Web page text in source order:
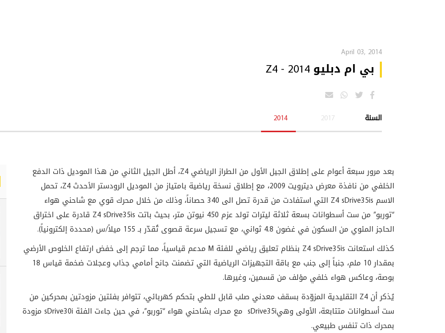
April 03, 2014
بي ام دبليو Z4 - 2014
السنة 2017
2014
بعد مرور سبعة أعوام على إطلاق الجيل الأول من الطراز الرياضي Z4، أطل الجيل الثاني من هذا الموديل ذات الدفع
الخلفي من نافذة معرض ديترويت 2009، مع إطلاق نسخة رياضية بامتياز من الموديل الرودستر الأحدث Z4، تحمل
الاسم Z4 sDrive35is التي استفادت من قدرة تصل الى 340 حصاناً، وذلك من خلال محرك قوي مع شاحني هواء
“توربو” من ست أسطوانات بسعة ثلاثة ليترات تولد عزم 450 نيوتن متر، بحيث باتت Z4 sDrive35is قادرة على اختراق
الحاجز المئوي من السكون في غضون 4.8 ثواني، مع تسجيل سرعة قصوى تُقدّر بـ 155 ميلاً/س (محددة إلكترونياً).
كذلك استعانت Z4 sDrive35is بنظام تعليق رياضي للفئة M مدعم قياسياً، مما ترجم إلى خفض ارتفاع الخلوص الأرضي
بمقدار 10 ملم، جنباً إلى جنب مع باقة التجهيزات الرياضية التي تضمنت جانح أمامي جذاب وعجلات ضخمة قياس 18
بوصة، وعاكس هواء خلفي مؤلف من قسمين، وغيرها.
يُذكر أن Z4 التقليدية المزوّدة بسقف معدني صلب قابل للطي بتحكم كهربائي، تتوافر بفئتين مزودتين بمحركين من
ست أسطوانات متتابعة، الأولى وهيsDrive35i مع محرك بشاحني هواء “توربو”، في حين جاءت الفئة sDrive30i مزودة
بمحرك ذات تنفس طبيعي.